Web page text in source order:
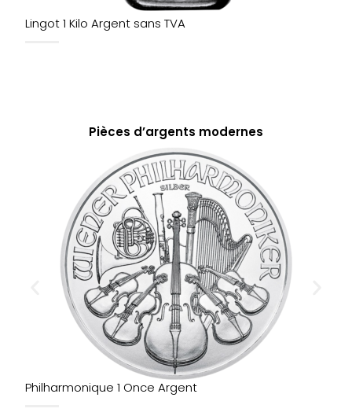
Lingot 1 Kilo Argent sans TVA
Pièces d’argents modernes
Philharmonique 1 Once Argent